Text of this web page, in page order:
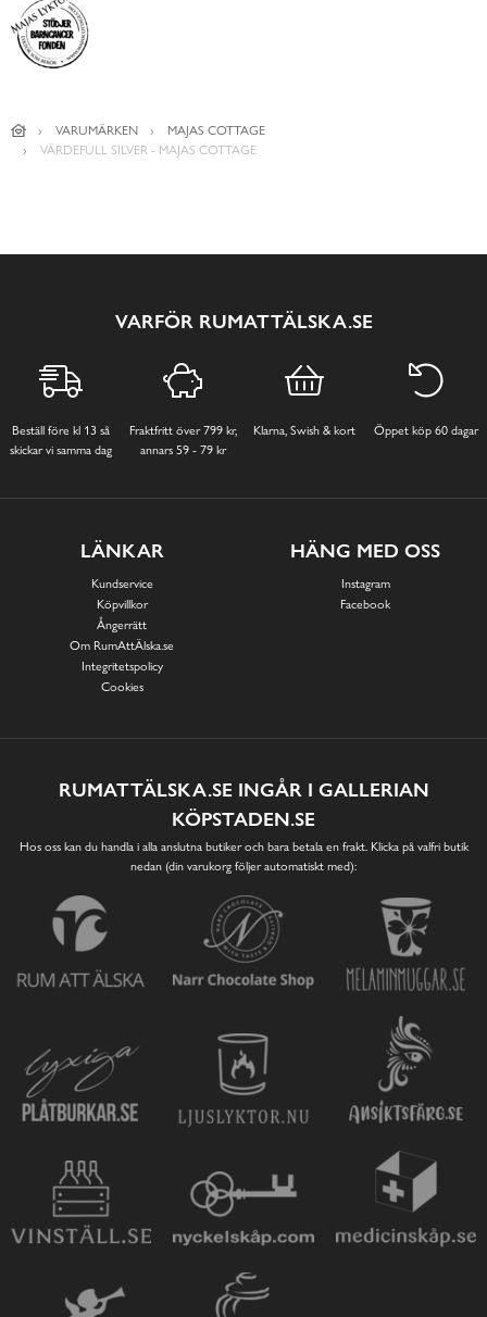
VARUMÄRKEN
MAJAS COTTAGE
VÄRDEFULL SILVER - MAJAS COTTAGE
VARFÖR RUMATTÄLSKA.SE
Beställ före kl 13 så
skickar vi samma dag
Fraktfritt över 799 kr,
annars 59 - 79 kr
Klarna, Swish & kort Öppet köp 60 dagar
LÄNKAR
Kundservice
Köpvillkor
Ångerrätt
Om RumAttÄlska.se
Integritetspolicy
Cookies
HÄNG MED OSS
Instagram
Facebook
RUMATTÄLSKA.SE INGÅR I GALLERIAN
KÖPSTADEN.SE
Hos oss kan du handla i alla anslutna butiker och bara betala en frakt. Klicka på valfri butik
nedan (din varukorg följer automatiskt med):